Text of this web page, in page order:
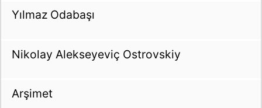
Yılmaz Odabaşı
Nikolay Alekseyeviç Ostrovskiy
Arşimet